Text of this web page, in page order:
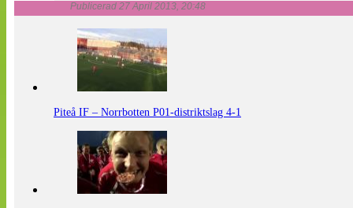
Publicerad 27 April 2013, 20:48
Piteå IF – Norrbotten P01-distriktslag 4-1